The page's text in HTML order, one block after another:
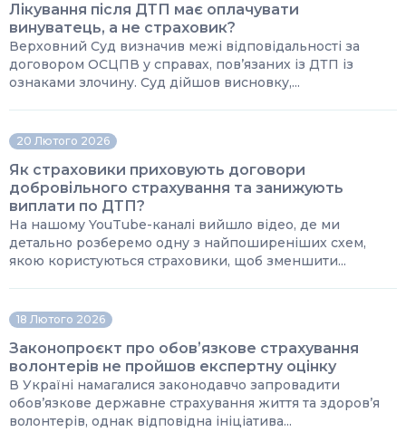
Лікування після ДТП має оплачувати
винуватець, а не страховик?
Верховний Суд визначив межі відповідальності за
договором ОСЦПВ у справах, пов’язаних із ДТП із
ознаками злочину. Суд дійшов висновку,...
20 Лютого 2026
Як страховики приховують договори
добровільного страхування та занижують
виплати по ДТП?
На нашому YouTube-каналі вийшло відео, де ми
детально розберемо одну з найпоширеніших схем,
якою користуються страховики, щоб зменшити...
18 Лютого 2026
Законопроєкт про обовʼязкове страхування
волонтерів не пройшов експертну оцінку
В Україні намагалися законодавчо запровадити
обов’язкове державне страхування життя та здоров’я
волонтерів, однак відповідна ініціатива...